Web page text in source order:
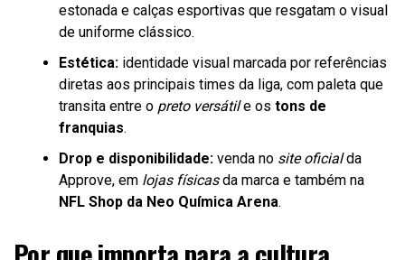
estonada e calças esportivas que resgatam o visual
de uniforme clássico.
Estética: identidade visual marcada por referências
diretas aos principais times da liga, com paleta que
transita entre o preto versátile os tons de
franquias.
Drop e disponibilidade: venda no site oficialda
Approve, em lojas físicasda marca e também na
NFL Shop da Neo Química Arena.